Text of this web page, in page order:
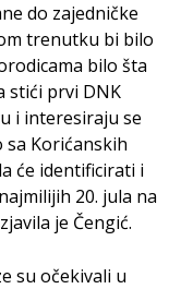
do zajedničke
trenutku bi bilo
bilo šta
stići prvi DNK
i interesiraju se
sa Korićanskih
će identificirati i
20. jula na
je Čengić.
su očekivali u